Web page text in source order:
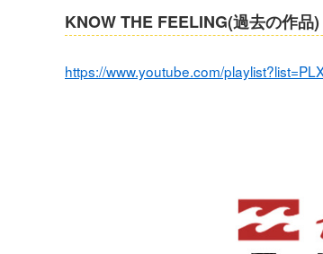
KNOW THE FEELING(過去の作品)
https://www.youtube.com/